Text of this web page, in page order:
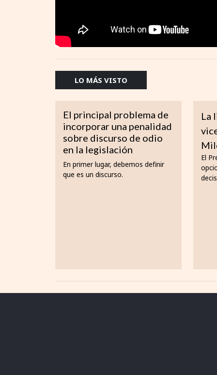
LO MÁS VISTO
El principal problema de
incorporar una penalidad
sobre discurso de odio
en la legislación
En primer lugar, debemos definir
que es un discurso.
La
El